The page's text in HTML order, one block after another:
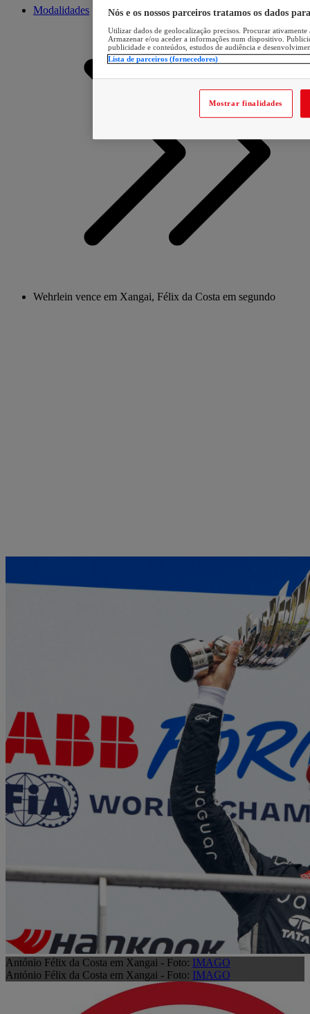
Modalidades
Wehrlein vence em Xangai, Félix da Costa em segundo
António Félix da Costa em Xangai - Foto: IMAGO
António Félix da Costa em Xangai - Foto: IMAGO
Nós e os nossos parceiros tratamos os dados
Utilizar dados de geolocalização precisos. Procurar
Armazenar e/ou aceder a informações num dispositivo.
publicidade e conteúdos, estudos de audiência e
Lista de parceiros (fornecedores)
Mostrar finalidades